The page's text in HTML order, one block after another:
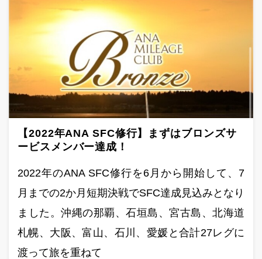
【2022年ANA SFC修行】まずはブロンズサ
ービスメンバー達成！
2022年のANA SFC修行を6月から開始して、7
月までの2か月短期決戦でSFC達成見込みとなり
ました。沖縄の那覇、石垣島、宮古島、北海道
札幌、大阪、富山、石川、愛媛と合計27レグに
渡って旅を重ねて